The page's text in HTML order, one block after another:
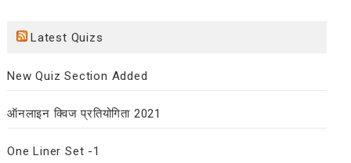
Latest Quizs
New Quiz Section Added
ऑनलाइन क्विज प्रतियोगिता 2021
One Liner Set -1